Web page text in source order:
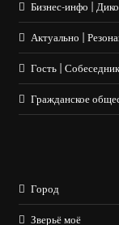
Бизнес-инфо |
Актуально |
Гость |
Гражданское
Город
Зверьё моё